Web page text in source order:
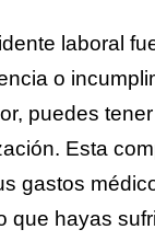
laboral
o
puedes
Esta
gastos
que hayas